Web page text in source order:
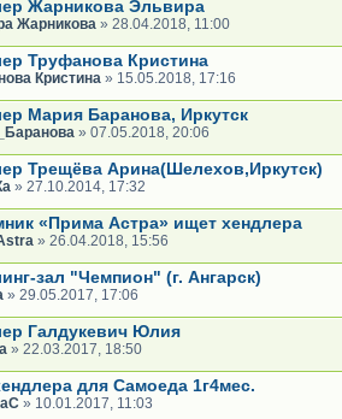
Жарникова Эльвира
Жарникова » 28.04.2018, 11:00
Труфанова Кристина
Кристина » 15.05.2018, 17:16
Мария Баранова, Иркутск
» 07.05.2018, 20:06
Трещёва Арина(Шелехов,Иркутск)
» 27.10.2014, 17:32
«Прима Астра» ищет хендлера
» 26.04.2018, 15:56
зал "Чемпион" (г. Ангарск)
» 29.05.2017, 17:06
Галдукевич Юлия
» 22.03.2017, 18:50
для Самоеда 1г4мес.
» 10.01.2017, 11:03